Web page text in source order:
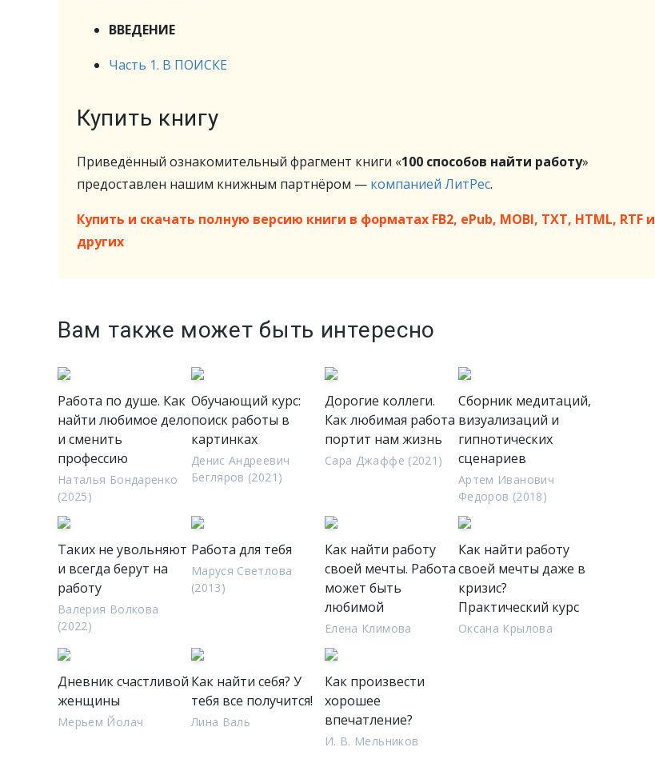
ВВЕДЕНИЕ
Часть 1. В ПОИСКЕ
Купить книгу
Приведённый ознакомительный фрагмент книги «100 cпособов найти работу»
предоставлен нашим книжным партнёром — компанией ЛитРес.
Купить и скачать полную версию книги в форматах FB2, ePub, MOBI, TXT, HTML, RTF и
других
Вам также может быть интересно
Работа по душе. Как
найти любимое дело
и сменить
профессию
Наталья Бондаренко
(2025)
Обучающий курс:
поиск работы в
картинках
Денис Андреевич
Бегляров (2021)
Дорогие коллеги.
Как любимая работа
портит нам жизнь
Сара Джаффе (2021)
Сборник медитаций,
визуализаций и
гипнотических
сценариев
Артем Иванович
Федоров (2018)
Таких не увольняют
и всегда берут на
работу
Валерия Волкова
(2022)
Работа для тебя
Маруся Светлова
(2013)
Как найти работу
своей мечты. Работа
может быть
любимой
Елена Климова
Как найти работу
своей мечты даже в
кризис?
Практический курс
Оксана Крылова
Дневник счастливой
женщины
Мерьем Йолач
Как найти себя? У
тебя все получится!
Лина Валь
Как произвести
хорошее
впечатление?
И. В. Мельников